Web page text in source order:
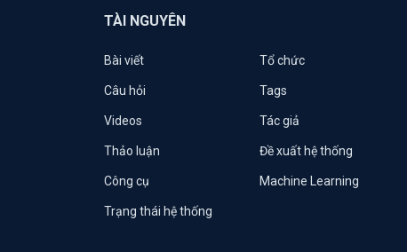
TÀI NGUYÊN
Bài viết Tổ chức
Câu hỏi Tags
Videos Tác giả
Thảo luận Đề xuất hệ thống
Công cụ Machine Learning
Trạng thái hệ thống